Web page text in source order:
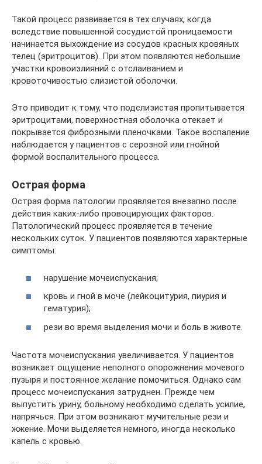
Такой процесс развивается в тех случаях, когда
вследствие повышенной сосудистой проницаемости
начинается выхождение из сосудов красных кровяных
телец (эритроцитов). При этом появляются небольшие
участки кровоизлияний с отслаиванием и
кровоточивостью слизистой оболочки.
Это приводит к тому, что подслизистая пропитывается
эритроцитами, поверхностная оболочка отекает и
покрывается фиброзными пленочками. Такое воспаление
наблюдается у пациентов с серозной или гнойной
формой воспалительного процесса.
Острая форма
Острая форма патологии проявляется внезапно после
действия каких-либо провоцирующих факторов.
Патологический процесс проявляется в течение
нескольких суток. У пациентов появляются характерные
симптомы:
нарушение мочеиспускания;
кровь и гной в моче (лейкоцитурия, пиурия и
гематурия);
рези во время выделения мочи и боль в животе.
Частота мочеиспускания увеличивается. У пациентов
возникает ощущение неполного опорожнения мочевого
пузыря и постоянное желание помочиться. Однако сам
процесс мочеиспускания затруднен. Прежде чем
выпустить урину, больному необходимо сделать усилие,
напрячься. При этом возникают мучительные рези и
жжение. Мочи выделяется немного, иногда несколько
капель с кровью.